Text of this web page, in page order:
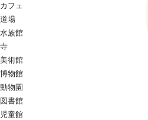
カフェ
道場
水族館
寺
美術館
博物館
動物園
図書館
児童館